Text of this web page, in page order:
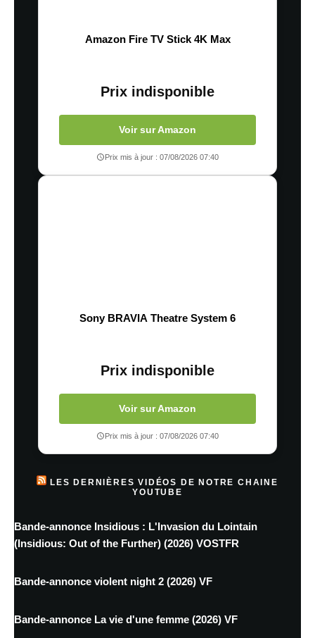
Amazon Fire TV Stick 4K Max
Prix indisponible
Voir sur Amazon
Prix mis à jour : 07/08/2026 07:40
Sony BRAVIA Theatre System 6
Prix indisponible
Voir sur Amazon
Prix mis à jour : 07/08/2026 07:40
LES DERNIÈRES VIDÉOS DE NOTRE CHAINE
YOUTUBE
Bande-annonce Insidious : L'Invasion du Lointain
(Insidious: Out of the Further) (2026) VOSTFR
Bande-annonce violent night 2 (2026) VF
Bande-annonce La vie d'une femme (2026) VF